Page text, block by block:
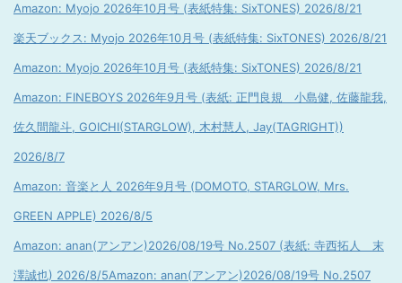
Amazon: Myojo 2026年10月号 (表紙特集: SixTONES) 2026/8/21
楽天ブックス: Myojo 2026年10月号 (表紙特集: SixTONES) 2026/8/21
Amazon: Myojo 2026年10月号 (表紙特集: SixTONES) 2026/8/21
Amazon: FINEBOYS 2026年9月号 (表紙: 正門良規 小島健, 佐藤龍我,
佐久間龍斗, GOICHI(STARGLOW), 木村慧人, Jay(TAGRIGHT))
2026/8/7
Amazon: 音楽と人 2026年9月号 (DOMOTO, STARGLOW, Mrs.
GREEN APPLE) 2026/8/5
Amazon: anan(アンアン)2026/08/19号 No.2507 (表紙: 寺西拓人 末
澤誠也) 2026/8/5Amazon: anan(アンアン)2026/08/19号 No.2507